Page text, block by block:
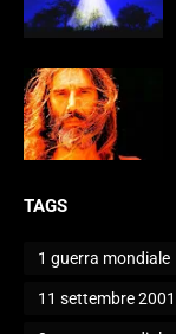
TAGS
1 guerra mondiale
11 settembre 2001